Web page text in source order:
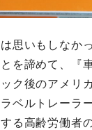
思いもしなか
を諦めて、『
ク後のアメリ
ラベルトレーラ
る高齢労働者